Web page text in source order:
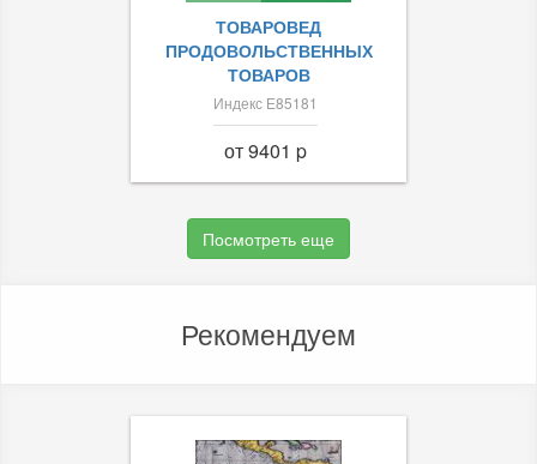
ТОВАРОВЕД
ПРОДОВОЛЬСТВЕННЫХ
ТОВАРОВ
Индекс Е85181
от 9401 p
Посмотреть еще
Рекомендуем